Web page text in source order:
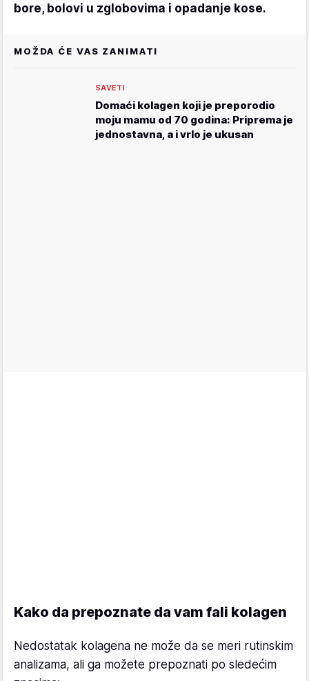
bore, bolovi u zglobovima i opadanje kose.
MOŽDA ĆE VAS ZANIMATI
SAVETI
Domaći kolagen koji je preporodio
moju mamu od 70 godina: Priprema je
jednostavna, a i vrlo je ukusan
Kako da prepoznate da vam fali kolagen
Nedostatak kolagena ne može da se meri rutinskim
analizama, ali ga možete prepoznati po sledećim